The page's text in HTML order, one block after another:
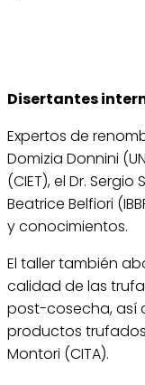
Disertantes
Expertos de
Domizia Donnini
(CIET), el Dr.
Beatrice Belfiori
y conocimientos.
El taller también
calidad de las
post-cosecha, así
productos
Montori (CITA).